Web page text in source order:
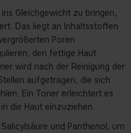
Gleichgewicht zu bringen,
Das liegt an Inhaltsstoffen
Poren
den fettige Haut
wird nach der Reinigung der
aufgetragen, die sich
Ein Toner erleichtert es
die Haut einzuziehen.
und Panthenol, um